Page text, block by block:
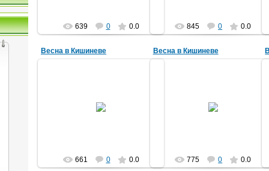
639 0 0.0 845 0 0.0
Весна в Кишиневе
661 0 0.0
Весна в Кишиневе
775 0 0.0